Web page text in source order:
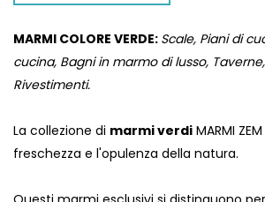
MARMI COLORE VERDE: Scale, Piani di
cucina, Bagni in marmo di lusso,
Rivestimenti.
La collezione di marmi verdi MARMI
freschezza e l'opulenza della natura.